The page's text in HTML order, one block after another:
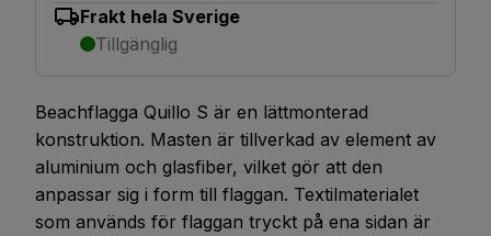
Frakt hela Sverige
Tillgänglig
Beachflagga Quillo S är en lättmonterad
konstruktion. Masten är tillverkad av element av
aluminium och glasfiber, vilket gör att den
anpassar sig i form till flaggan. Textilmaterialet
som används för flaggan tryckt på ena sidan är